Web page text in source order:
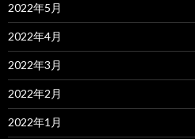
2022年5月
2022年4月
2022年3月
2022年2月
2022年1月